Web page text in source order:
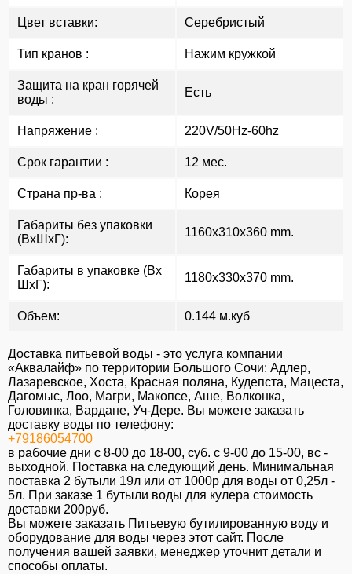
Цвет вставки: Серебристый
Тип кранов : Нажим кружкой
Защита на кран горячей
воды :
Есть
Напряжение : 220V/50Hz-60hz
Срок гарантии : 12 мес.
Страна пр-ва : Корея
Габариты без упаковки
(ВxШxГ):
1160x310x360 mm.
Габариты в упаковке (Вx
ШxГ):
1180x330x370 mm.
Объем: 0.144 м.куб
Доставка питьевой воды - это услуга компании
«Аквалайф» по территории Большого Сочи: Адлер,
Лазаревское, Хоста, Красная поляна, Кудепста, Мацеста,
Дагомыс, Лоо, Магри, Макопсе, Аше, Волконка,
Головинка, Вардане, Уч-Дере. Вы можете заказать
доставку воды по телефону:
+79186054700
в рабочие дни с 8-00 до 18-00, суб. c 9-00 до 15-00, вс -
выходной. Поставка на следующий день. Минимальная
поставка 2 бутыли 19л или от 1000р для воды от 0,25л -
5л. При заказе 1 бутыли воды для кулера стоимость
доставки 200руб.
Вы можете заказать Питьевую бутилированную воду и
оборудование для воды через этот сайт. После
получения вашей заявки, менеджер уточнит детали и
способы оплаты.